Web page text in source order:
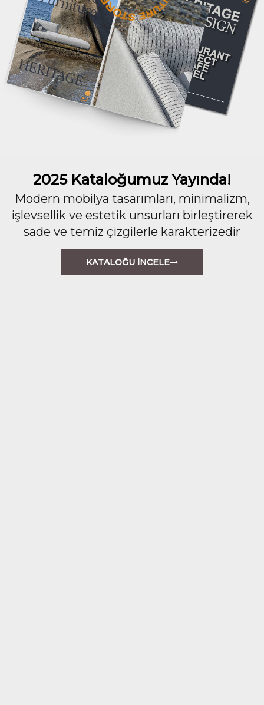
2025 Kataloğumuz Yayında!
Modern mobilya tasarımları, minimalizm,
işlevsellik ve estetik unsurları birleştirerek
sade ve temiz çizgilerle karakterizedir
KATALOĞU İNCELE